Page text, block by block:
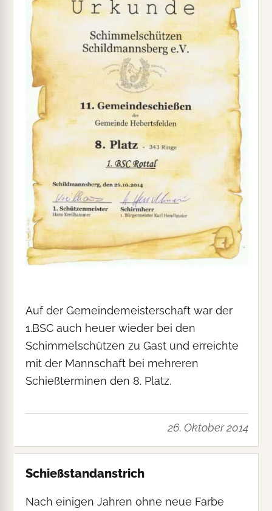
Auf der Gemeindemeisterschaft war der
1.BSC auch heuer wieder bei den
Schimmelschützen zu Gast und erreichte
mit der Mannschaft bei mehreren
Schießterminen den 8. Platz.
26. Oktober 2014
Schießstandanstrich
Nach einigen Jahren ohne neue Farbe